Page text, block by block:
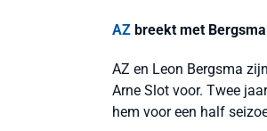
AZ breekt met Bergsma
AZ en Leon Bergsma
Arne Slot voor. Twee
hem voor een half